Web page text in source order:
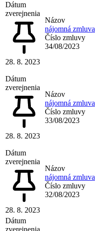
Dátum
zverejnenia
28. 8. 2023
Názov
nájomná zmluva
Číslo zmluvy
34/08/2023
Dátum
zverejnenia
28. 8. 2023
Názov
nájomná zmluva
Číslo zmluvy
33/08/2023
Dátum
zverejnenia
28. 8. 2023
Názov
nájomná zmluva
Číslo zmluvy
32/08/2023
Dátum